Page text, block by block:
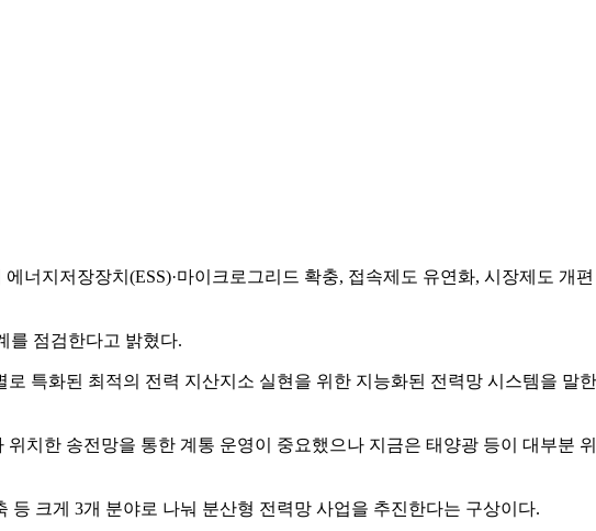
너지저장장치(ESS)·마이크로그리드 확충, 접속제도 유연화, 시장제도 개
를 점검한다고 밝혔다.
특화된 최적의 전력 지산지소 실현을 위한 지능화된 전력망 시스템을 말
치한 송전망을 통한 계통 운영이 중요했으나 지금은 태양광 등이 대부분
크게 3개 분야로 나눠 분산형 전력망 사업을 추진한다는 구상이다.